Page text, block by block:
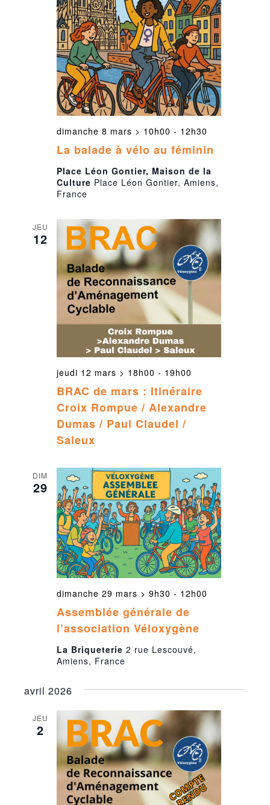
La balade à vélo au féminin
dimanche 8 mars > 10h00 - 12h30
Place Léon Gontier, Maison de la
Culture Place Léon Gontier, Amiens,
France
JEU
12
BRAC de mars : Itinéraire
Croix Rompue / Alexandre
Dumas / Paul Claudel /
Saleux
jeudi 12 mars > 18h00 - 19h00
DIM
29
Assemblée générale de
l’association Véloxygène
dimanche 29 mars > 9h30 - 12h00
La Briqueterie 2 rue Lescouvé,
Amiens, France
avril 2026
JEU
2